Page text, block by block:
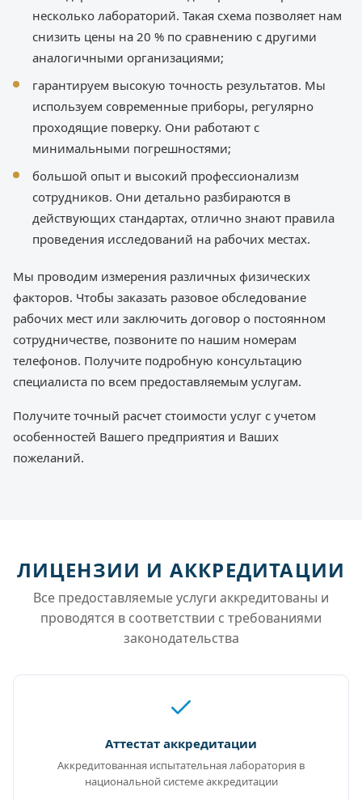
несколько лабораторий. Такая схема позволяет нам
снизить цены на 20 % по сравнению с другими
аналогичными организациями;
гарантируем высокую точность результатов. Мы
используем современные приборы, регулярно
проходящие поверку. Они работают с
минимальными погрешностями;
большой опыт и высокий профессионализм
сотрудников. Они детально разбираются в
действующих стандартах, отлично знают правила
проведения исследований на рабочих местах.
Мы проводим измерения различных физических
факторов. Чтобы заказать разовое обследование
рабочих мест или заключить договор о постоянном
сотрудничестве, позвоните по нашим номерам
телефонов. Получите подробную консультацию
специалиста по всем предоставляемым услугам.
Получите точный расчет стоимости услуг с учетом
особенностей Вашего предприятия и Ваших
пожеланий.
ЛИЦЕНЗИИ И АККРЕДИТАЦИИ
Все предоставляемые услуги аккредитованы и
проводятся в соответствии с требованиями
законодательства
Аттестат аккредитации
Аккредитованная испытательная лаборатория в
национальной системе аккредитации